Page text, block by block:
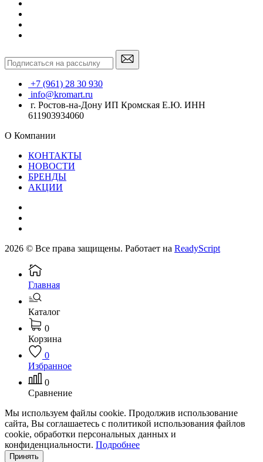
+7 (961) 28 30 930
info@kromart.ru
г. Ростов-на-Дону ИП Кромская Е.Ю. ИНН
611903934060
О Компании
КОНТАКТЫ
НОВОСТИ
БРЕНДЫ
АКЦИИ
2026 © Все права защищены. Работает на ReadyScript
Главная
Каталог
0
Корзина
0
Избранное
0
Сравнение
Мы используем файлы cookie. Продолжив использование
сайта, Вы соглашаетесь с политикой использования файлов
cookie, обработки персональных данных и
конфиденциальности. Подробнее
Принять